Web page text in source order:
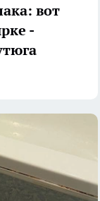
вот
-